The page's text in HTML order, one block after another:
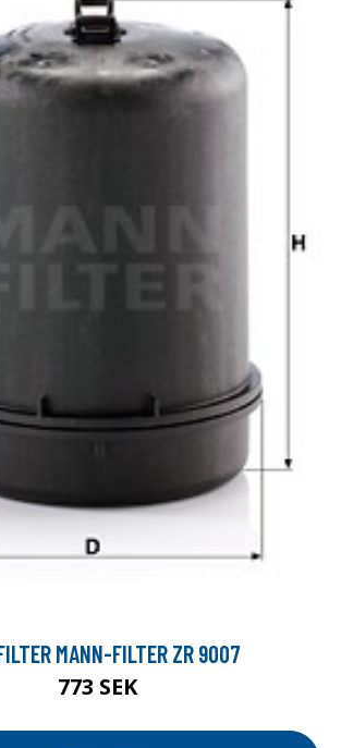
MANN-FILTER ZR 9007
773 SEK